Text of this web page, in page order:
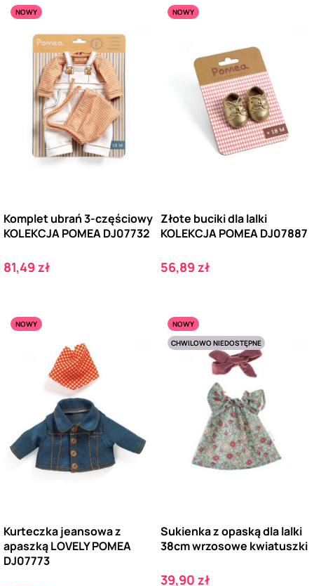
NOWY
Komplet ubrań 3-częściowy
KOLEKCJA POMEA DJ07732
Cena
81,49 zł
NOWY
Złote buciki dla lalki
KOLEKCJA POMEA DJ07887
Cena
56,89 zł
NOWY
Kurteczka jeansowa z
apaszką LOVELY POMEA
DJ07773
NOWY
CHWILOWO NIEDOSTĘPNE
Sukienka z opaską dla lalki
38cm wrzosowe kwiatuszki
Cena
39,90 zł